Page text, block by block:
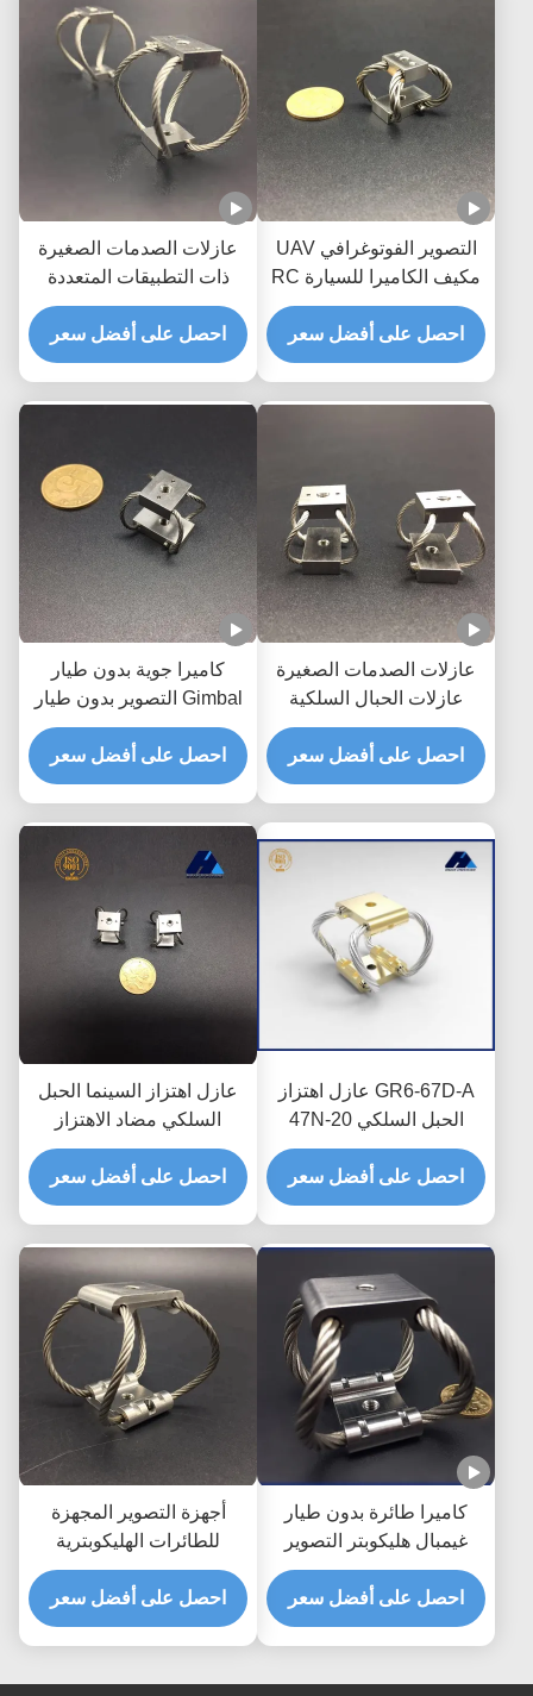
التصوير الفوتوغرافي UAV
مكيف الكاميرا للسيارة RC
GR3 مصنوعة يدويًا حماية
صدمة رائعة
احصل على أفضل سعر
عازلات الصدمات الصغيرة
ذات التطبيقات المتعددة
الحبل السلكي
احصل على أفضل سعر
عازلات الصدمات الصغيرة
عازلات الحبال السلكية
لتخفيف الاهتزاز
احصل على أفضل سعر
كاميرا جوية بدون طيار
Gimbal التصوير بدون طيار
تصوير صدمة الاهتزاز العزل
GR1 سلسلة كاميرا عازل
الاهتزاز
احصل على أفضل سعر
GR6-67D-A عازل اهتزاز
الحبل السلكي 20-47N
الحمل 90٪ العزل
احصل على أفضل سعر
عازل اهتزاز السينما الحبل
السلكي مضاد الاهتزاز
احصل على أفضل سعر
كاميرا طائرة بدون طيار
غيمبال هليكوبتر التصوير
الجوي GR6-142D-A كاميرا
عزل الاهتزاز عازل
الاهتزازات من الكاميرا
احصل على أفضل سعر
أجهزة التصوير المجهزة
للطائرات الهليكوبترية
المجهزة للطائرات بدون
طيار المثبتة للصدمة العزل
الاهتزاز GR4-13D-A عازل
احصل على أفضل سعر